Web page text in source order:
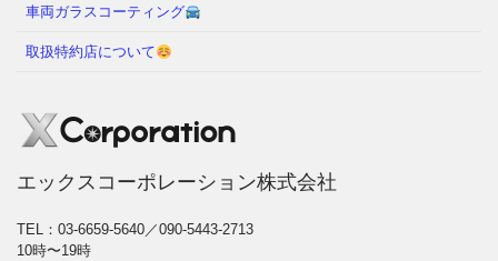
車両ガラスコーティング
取扱特約店について
エックスコーポレーション株式会社
TEL：03-6659-5640／090-5443-2713
10時〜19時